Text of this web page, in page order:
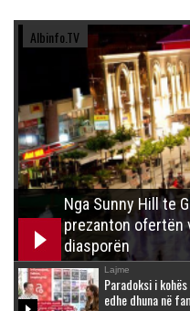
Albinfo.TV
Nga Sunny Hill te
prezanton ofertën
diasporën
Lajme
Paradoksi i
edhe dhuna në